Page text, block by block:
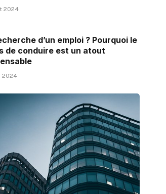
2024
d’un emploi ? Pourquoi le
de conduire est un atout
2024